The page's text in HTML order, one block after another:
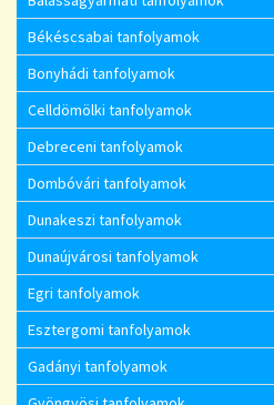
Békéscsabai tanfolyamok
Bonyhádi tanfolyamok
Celldömölki tanfolyamok
Debreceni tanfolyamok
Dombóvári tanfolyamok
Dunakeszi tanfolyamok
Dunaújvárosi tanfolyamok
Egri tanfolyamok
Esztergomi tanfolyamok
Gadányi tanfolyamok